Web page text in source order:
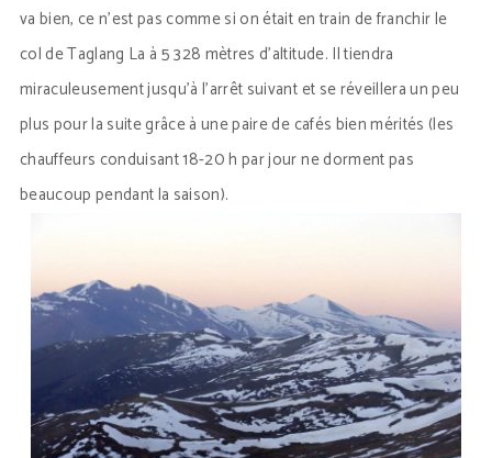
va bien, ce n’est pas comme si on était en train de franchir le
col de Taglang La à 5 328 mètres d’altitude. Il tiendra
miraculeusement jusqu’à l’arrêt suivant et se réveillera un peu
plus pour la suite grâce à une paire de cafés bien mérités (les
chauffeurs conduisant 18-20 h par jour ne dorment pas
beaucoup pendant la saison).